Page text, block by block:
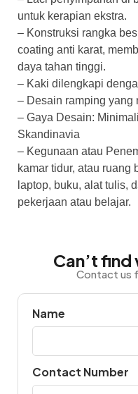
untuk kerapian ekstra.
– Konstruksi rangka
coating anti karat,
daya tahan tinggi.
– Kaki dilengkapi
– Desain ramping yang
– Gaya Desain:
Skandinavia
– Kegunaan atau
kamar tidur, atau ruang
laptop, buku, alat tulis,
pekerjaan atau belajar.
Can’t
Contact us
Name
Contact Number